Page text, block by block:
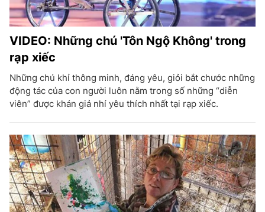
VIDEO: Những chú 'Tôn Ngộ Không' trong
rạp xiếc
Những chú khỉ thông minh, đáng yêu, giỏi bắt chước những
động tác của con người luôn nằm trong số những “diễn
viên” được khán giả nhí yêu thích nhất tại rạp xiếc.